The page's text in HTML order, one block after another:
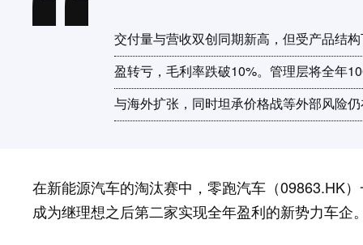
交付量与营收双创同期新高，但受产品结
盈转亏，毛利率跌破10%。管理层将全年
与海外扩张，同时坦承价格战等外部风险
在新能源汽车的淘汰赛中，零跑汽车（09863.HK
成为继理想之后第二家实现全年盈利的新势力车企